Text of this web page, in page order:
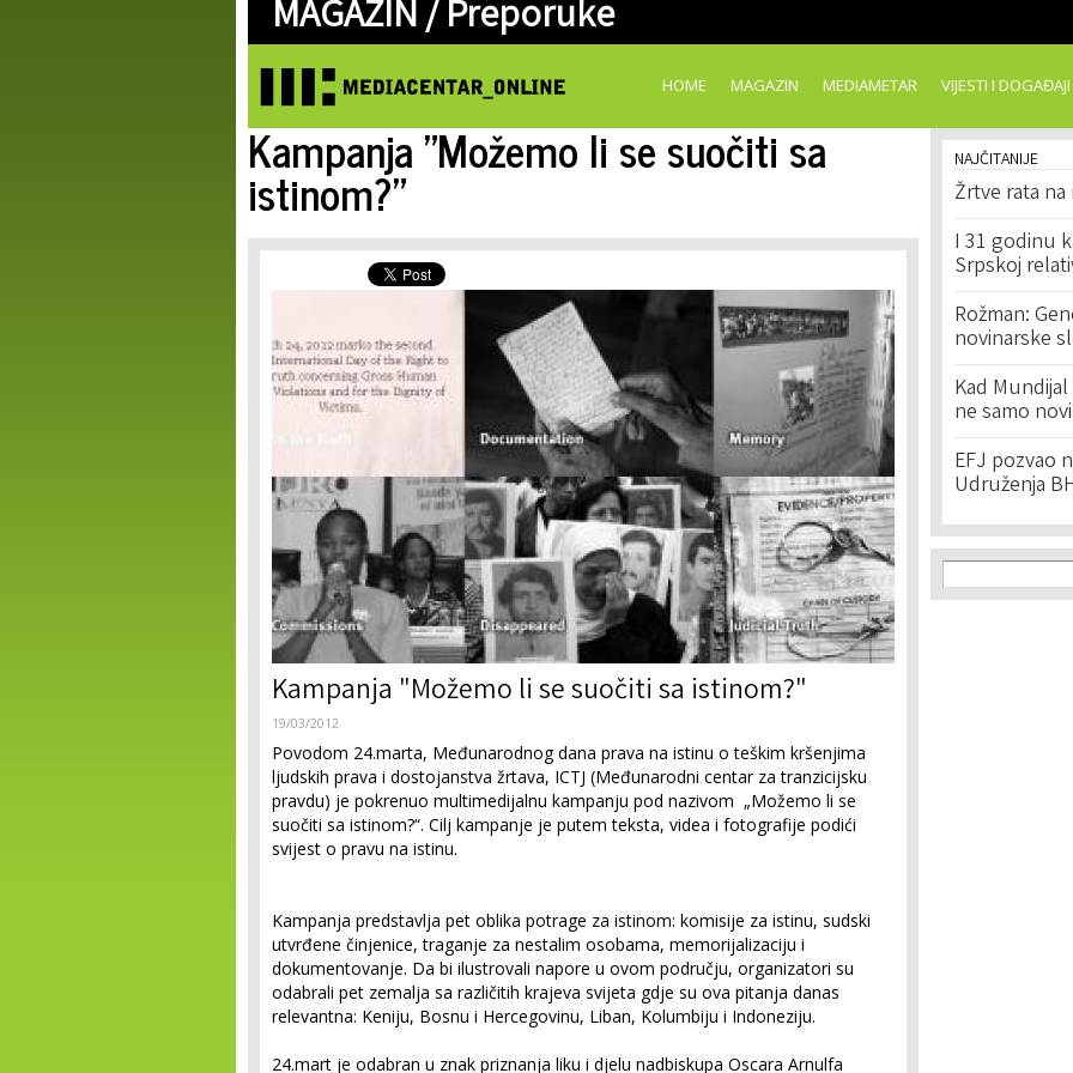
content
MAGAZIN /Preporuke
HOME MAGAZIN MEDIAMETAR VIJESTI I DOGAĐAJI
Kampanja "Možemo li se suočiti sa
istinom?"
Kampanja "Možemo li se suočiti sa istinom?"
19/03/2012
Povodom 24.marta, Međunarodnog dana prava na istinu o teškim kršenjima
ljudskih prava i dostojanstva žrtava, ICTJ (Međunarodni centar za tranzicijsku
pravdu) je pokrenuo multimedijalnu kampanju pod nazivom „Možemo li se
suočiti sa istinom?“. Cilj kampanje je putem teksta, videa i fotografije podići
svijest o pravu na istinu.
Kampanja predstavlja pet oblika potrage za istinom: komisije za istinu, sudski
utvrđene činjenice, traganje za nestalim osobama, memorijalizaciju i
dokumentovanje. Da bi ilustrovali napore u ovom području, organizatori su
odabrali pet zemalja sa različitih krajeva svijeta gdje su ova pitanja danas
relevantna: Keniju, Bosnu i Hercegovinu, Liban, Kolumbiju i Indoneziju.
24.mart je odabran u znak priznanja liku i djelu nadbiskupa Oscara Arnulfa
NAJČITANIJE
Žrtve rata
I 31 godinu
Srpskoj
Rožman:
novinarske
Kad
ne samo
EFJ pozvao
Udruženja
Search
Search